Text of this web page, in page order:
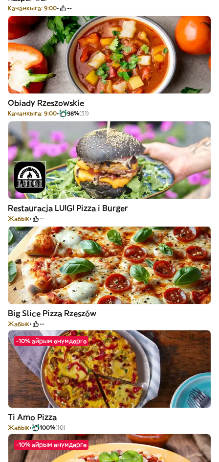
Качанкыга: 9:00 --
Obiady Rzeszowskie
Качанкыга: 9:00 98%(51)
Restauracja LUIGI Pizza i Burger
Жабык --
Big Slice Pizza Rzeszów
Жабык --
-10% айрым өнүмдөргө
Ti Amo Pizza
Жабык 100%(10)
-10% айрым өнүмдөргө